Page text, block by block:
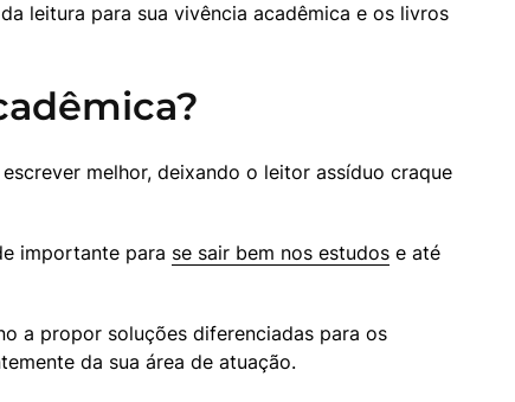
leitura para sua vivência acadêmica e os livros
melhor, deixando o leitor assíduo craque
importante para se sair bem nos estudos e até
a propor soluções diferenciadas para os
da sua área de atuação.